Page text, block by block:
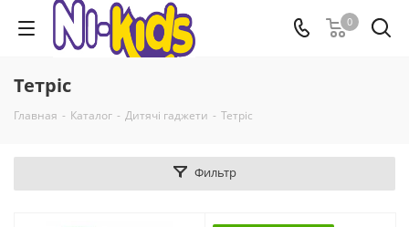
0
Тетріс
Главная - Каталог - Дитячі гаджети - Тетріс
Фильтр